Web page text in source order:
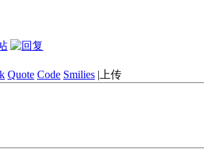
Quote Code Smilies | 上传